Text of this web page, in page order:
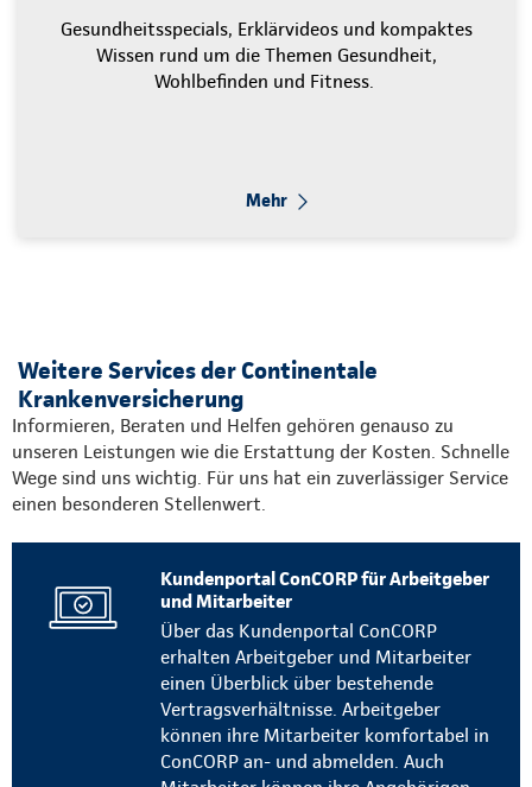
Gesundheitsspecials, Erklärvideos und kompaktes
Wissen rund um die Themen Gesundheit,
Wohlbefinden und Fitness.
Mehr
Weitere Services der Continentale
Krankenversicherung
Informieren, Beraten und Helfen gehören genauso zu
unseren Leistungen wie die Erstattung der Kosten. Schnelle
Wege sind uns wichtig. Für uns hat ein zuverlässiger Service
einen besonderen Stellenwert.
Kundenportal ConCORP für Arbeitgeber
und Mitarbeiter
Über das Kundenportal ConCORP
erhalten Arbeitgeber und Mitarbeiter
einen Überblick über bestehende
Vertragsverhältnisse. Arbeitgeber
können ihre Mitarbeiter komfortabel in
ConCORP an- und abmelden. Auch